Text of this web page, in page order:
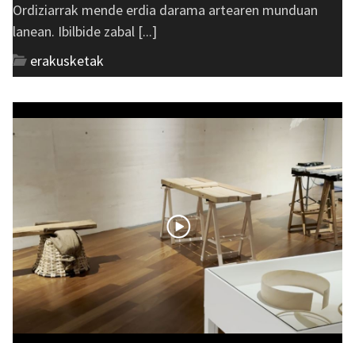
Ordiziarrak mende erdia darama artearen munduan
lanean. Ibilbide zabal [...]
erakusketak